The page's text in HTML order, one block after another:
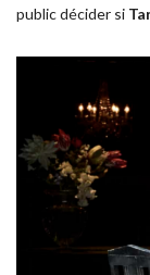
public décider si